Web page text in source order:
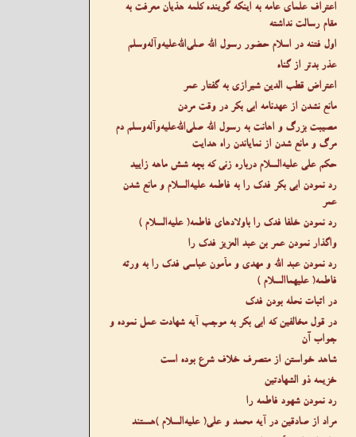
اعتراف علمای عامه به اینکه گوینده کلمه هذیان معرفت به
مقام رسالت نداشته
اول فتنه در اسلام حضور رسول الله صلى‌الله‌عليه‌وآله‌وسلم
عذر بدتر از گناه
اعتراض قطب الدین شیرازی به گفتار عمر
مانع نشدن از عهدنامه ابی بکر در وقت مردن
مصیبت بزرگ و اهانت به رسول الله صلى‌الله‌عليه‌وآله‌وسلم دم
مرگ و مانع شدن از نمایاندن راه هدایت
حکم علی عليه‌السلام درباره زنی که بچه شش ماهه زایید
رد نمودن ابی بکر فدک را به فاطمه عليه‌السلام و مانع شدن
عمر
رد نمودن خلفا فدک را باولادهای فاطمه( عليه‌السلام )
واگذار نمودن عمر بن عبد العزیز فدک را
رد نمودن عبد الله و مهدی و مأمون عباسی فدک را به ورثه
فاطمه( عليهما‌السلام )
در اثبات نحله بودن فدک
در قول مخالفین که ابی بکر به موجب آیه شهادت عمل نموده و
جواب آن
شاهد خواستن از متصرف خلاف شرع بوده است
خزیمه ذو الشهادتین
رد نمودن شهود فاطمه را
مراد از صادقین در آیه محمد و علی( عليه‌السلام )هستند